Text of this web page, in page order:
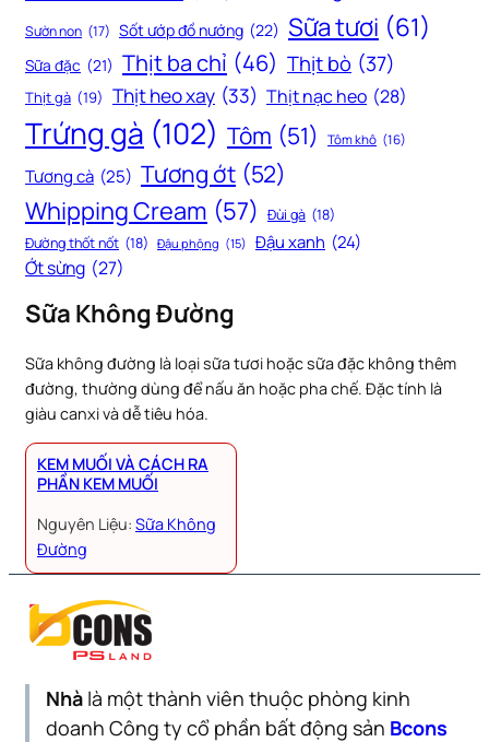
Sườn non (17) Sốt ướp đồ nướng (22) Sữa tươi (61)
Sữa đặc (21) Thịt ba chỉ (46) Thịt bò (37)
Thịt gà (19) Thịt heo xay (33) Thịt nạc heo (28)
Trứng gà (102) Tôm (51) Tôm khô (16)
Tương cà (25) Tương ớt (52)
Whipping Cream (57) Đùi gà (18)
Đường thốt nốt (18) Đậu phộng (15) Đậu xanh (24)
Ớt sừng (27)
Sữa Không Đường
Sữa không đường là loại sữa tươi hoặc sữa đặc không thêm
đường, thường dùng để nấu ăn hoặc pha chế. Đặc tính là
giàu canxi và dễ tiêu hóa.
KEM MUỐI VÀ CÁCH RA
PHẦN KEM MUỐI
Nguyên Liệu: Sữa Không
Đường
Nhà là một thành viên thuộc phòng kinh
doanh Công ty cổ phần bất động sản Bcons